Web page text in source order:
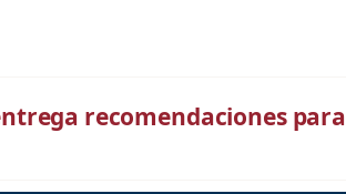
recomendaciones para